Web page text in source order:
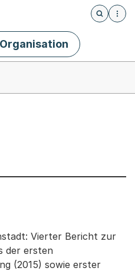
Öffnet
Organisation
Geschäft
Vierter Bericht zur
der ersten
(2015) sowie erster